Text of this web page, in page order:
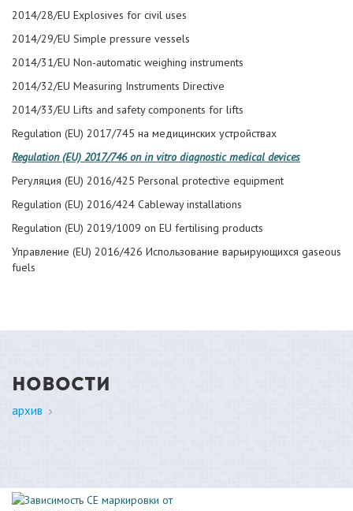
2014/28/EU Explosives for civil uses
2014/29/EU Simple pressure vessels
2014/31/EU Non-automatic weighing instruments
2014/32/EU Measuring Instruments Directive
2014/33/EU Lifts and safety components for lifts
Regulation (EU) 2017/745 на медицинских устройствах
Regulation (EU) 2017/746 on in vitro diagnostic medical devices
Регуляция (EU) 2016/425 Personal protective equipment
Regulation (EU) 2016/424 Cableway installations
Regulation (EU) 2019/1009 on EU fertilising products
Управление (EU) 2016/426 Использование варьирующихся gaseous
fuels
НОВОСТИ
архив